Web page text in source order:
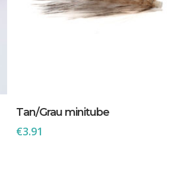
In Den Warenkorb
Tan/Grau minitube
€3.91